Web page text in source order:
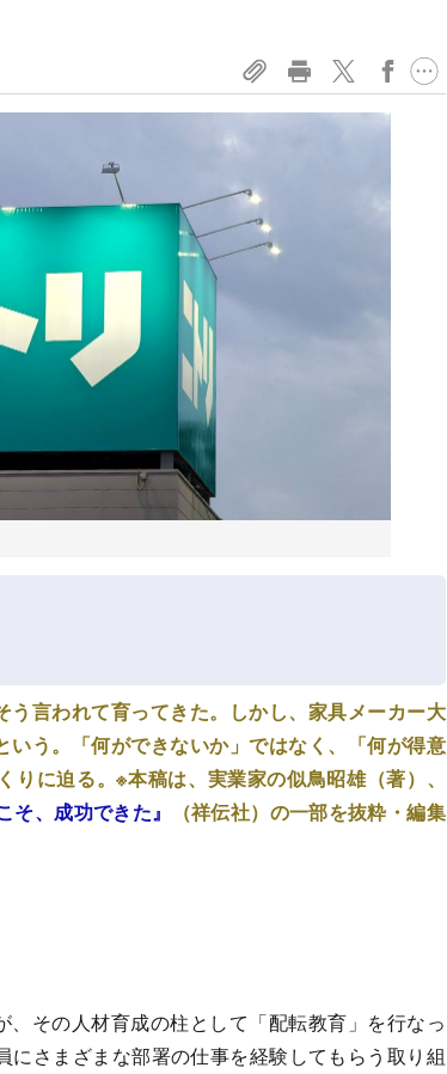
言われて育ってきた。しかし、家具メーカー大
う。「何ができないか」ではなく、「何が得意
に迫る。※本稿は、実業家の似鳥昭雄（著）、
そ、成功できた』
（祥伝社）の一部を抜粋・編集
その人材育成の柱として「配転教育」を行なっ
さまざまな部署の仕事を経験してもらう取り組